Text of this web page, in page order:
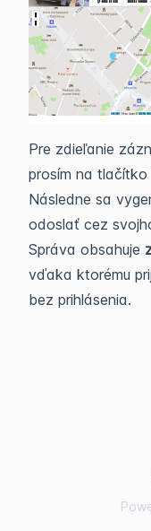
Pre zdieľanie
prosím na tlačítko
Následne sa
odoslať cez
Správa obsahuje
vďaka ktorému
bez prihlásenia.